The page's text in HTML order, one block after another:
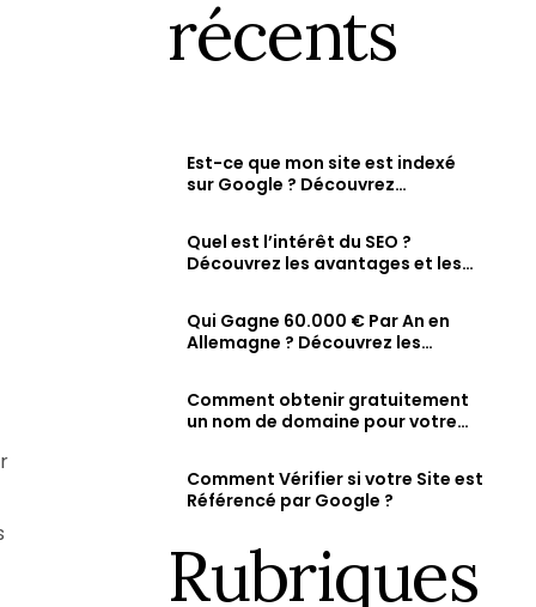
Copywriting fiche produit
Rédaction des fiches produits qui font
Maximiser vos performances : Google Ads,
Facebook Ads &#038; Instagram.
Soyez visible sur Google, Attirez des clients
dans la recherche et sur Maps.
récents
Est-ce que mon site est indexé
sur Google ? Découvrez
sa visibilité en ligne
Quel est l’intérêt du SEO ?
Découvrez les avantages et les
stratégie SEO bien optimisée
Qui Gagne 60.000 € Par An en
Allemagne ? Découvrez les
les salaires des jeunes diplômés.
Comment obtenir gratuitement
un nom de domaine pour votre
Comment Vérifier si votre Site est
Référencé par Google ?
Rubriques